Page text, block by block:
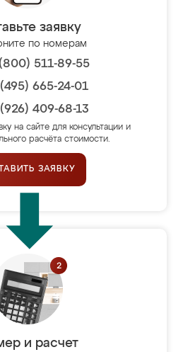
заявку
по номерам
511-89-55
665-24-01
409-68-13
на сайте для консультации и
расчёта стоимости.
ЗАЯВКУ
и расчет